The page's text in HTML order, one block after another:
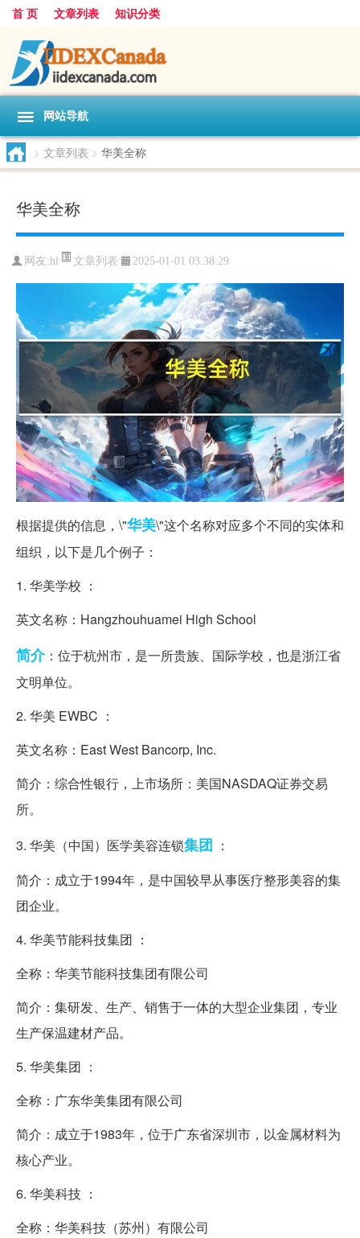
首 页 文章列表 知识分类
网站导航
> 文章列表 > 华美全称
华美全称
网友:hl 文章列表 2025-01-01 03:38:29
根据提供的信息，\"华美\"这个名称对应多个不同的实体和
组织，以下是几个例子：
1. 华美学校 ：
英文名称：Hangzhouhuamei High School
简介：位于杭州市，是一所贵族、国际学校，也是浙江省
文明单位。
2. 华美 EWBC ：
英文名称：East West Bancorp, Inc.
简介：综合性银行，上市场所：美国NASDAQ证券交易
所。
3. 华美（中国）医学美容连锁集团 ：
简介：成立于1994年，是中国较早从事医疗整形美容的集
团企业。
4. 华美节能科技集团 ：
全称：华美节能科技集团有限公司
简介：集研发、生产、销售于一体的大型企业集团，专业
生产保温建材产品。
5. 华美集团 ：
全称：广东华美集团有限公司
简介：成立于1983年，位于广东省深圳市，以金属材料为
核心产业。
6. 华美科技 ：
全称：华美科技（苏州）有限公司